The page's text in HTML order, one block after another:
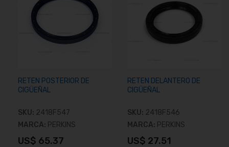
RETEN POSTERIOR DE
CIGÜEÑAL
SKU: 2418F547
MARCA: PERKINS
US$ 65.37
RETEN DELANTERO DE
CIGÜEÑAL
SKU: 2418F546
MARCA: PERKINS
US$ 27.51